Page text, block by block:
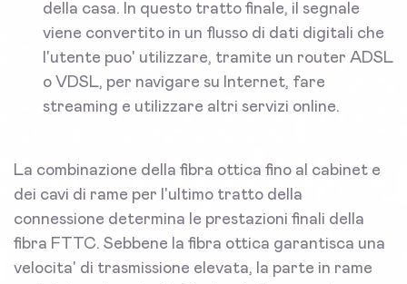
della casa. In questo tratto finale, il segnale
viene convertito in un flusso di dati digitali che
l'utente puo' utilizzare, tramite un router ADSL
o VDSL, per navigare su Internet, fare
streaming e utilizzare altri servizi online.
La combinazione della fibra ottica fino al cabinet e
dei cavi di rame per l'ultimo tratto della
connessione determina le prestazioni finali della
fibra FTTC. Sebbene la fibra ottica garantisca una
velocita' di trasmissione elevata, la parte in rame